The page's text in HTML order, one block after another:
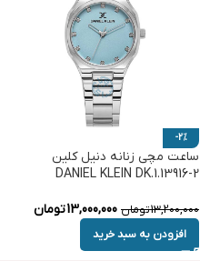
-2%
ساعت مچی زنانه دنیل کلین
DANIEL KLEIN DK.1.13916-2
13,200,000تومان 13,000,000تومان
افزودن به سبد خرید